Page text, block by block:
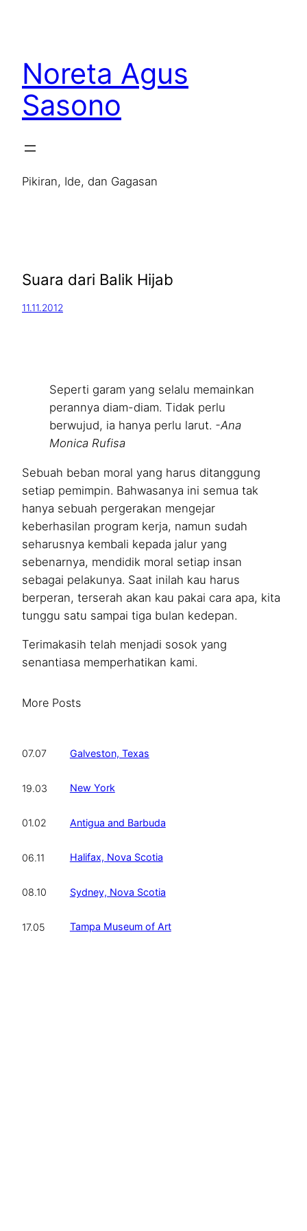
Noreta Agus
Sasono
Pikiran, Ide, dan Gagasan
Suara dari Balik Hijab
11.11.2012
Seperti garam yang selalu memainkan
perannya diam-diam. Tidak perlu
berwujud, ia hanya perlu larut. -Ana
Monica Rufisa
Sebuah beban moral yang harus ditanggung
setiap pemimpin. Bahwasanya ini semua tak
hanya sebuah pergerakan mengejar
keberhasilan program kerja, namun sudah
seharusnya kembali kepada jalur yang
sebenarnya, mendidik moral setiap insan
sebagai pelakunya. Saat inilah kau harus
berperan, terserah akan kau pakai cara apa, kita
tunggu satu sampai tiga bulan kedepan.
Terimakasih telah menjadi sosok yang
senantiasa memperhatikan kami.
More Posts
07.07 Galveston, Texas
19.03 New York
01.02 Antigua and Barbuda
06.11 Halifax, Nova Scotia
08.10 Sydney, Nova Scotia
17.05 Tampa Museum of Art